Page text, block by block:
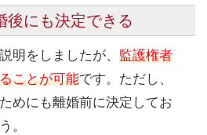
後にも決定できる
明をしましたが、 監護権者
ことが可能です。ただし、
めにも離婚前に決定してお
。